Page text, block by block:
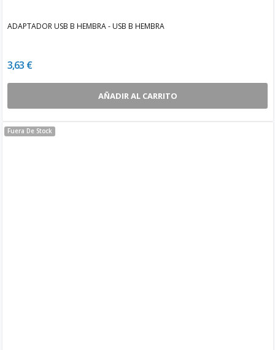
ADAPTADOR USB B HEMBRA - USB B HEMBRA
3,63 €
AÑADIR AL CARRITO
Fuera De Stock